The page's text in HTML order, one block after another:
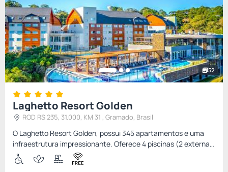
52
Laghetto Resort Golden
ROD RS 235, 31.000, KM 31 , Gramado, Brasil
O Laghetto Resort Golden, possui 345 apartamentos e uma
infraestrutura impressionante. Oferece 4 piscinas (2 externas
e 2 internas), 3 jacuzzis, um amplo e equipado Fitness
Center,...